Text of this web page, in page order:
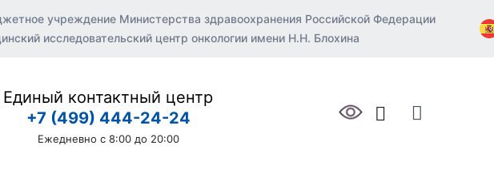
учреждение Министерства здравоохранения Российской Федерации
исследовательский центр онкологии имени Н.Н. Блохина
Единый контактный центр
+7 (499) 444-24-24
Ежедневно с 8:00 до 20:00